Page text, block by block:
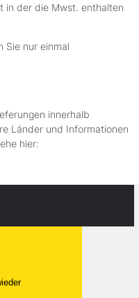
in der die Mwst. enthalten
Sie nur einmal
innerhalb
Länder und Informationen
hier: